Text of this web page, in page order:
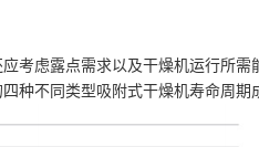
考虑露点需求以及干燥机运行所
种不同类型吸附式干燥机寿命周期